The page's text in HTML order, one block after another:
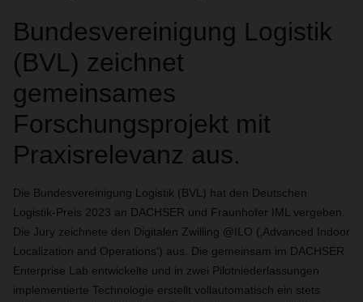
Bundesvereinigung Logistik
(BVL) zeichnet
gemeinsames
Forschungsprojekt mit
Praxisrelevanz aus.
Die Bundesvereinigung Logistik (BVL) hat den Deutschen
Logistik-Preis 2023 an DACHSER und Fraunhofer IML vergeben.
Die Jury zeichnete den Digitalen Zwilling @ILO (‚Advanced Indoor
Localization and Operations‘) aus. Die gemeinsam im DACHSER
Enterprise Lab entwickelte und in zwei Pilotniederlassungen
implementierte Technologie erstellt vollautomatisch ein stets